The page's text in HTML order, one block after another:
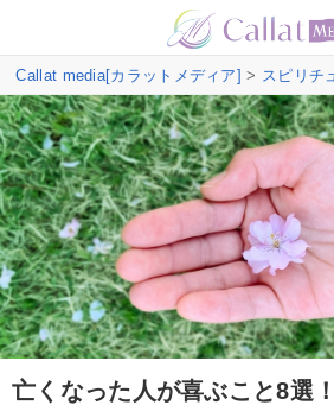
Callat media[カラットメディア] > スピリチ
亡くなった人が喜ぶこと8選